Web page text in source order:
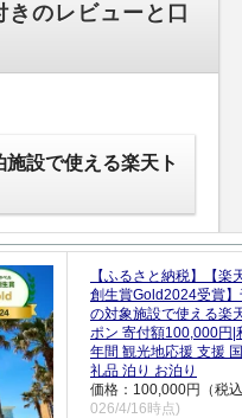
のレビューと口
設で使える楽天ト
【ふるさと納税】【楽
創生賞Gold2024受賞
の対象施設で使える楽
ポン 寄付額100,000円|
年間 観光地応援 支援
礼品 泊り お泊り
価格：100,000円（税
026/4/16時点)